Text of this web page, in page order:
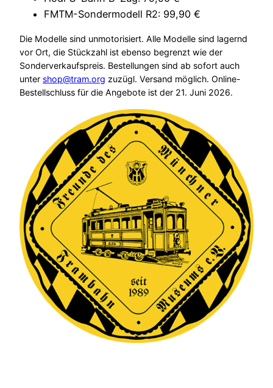
FMTM-Sondermodell R2: 99,90 €
Die Modelle sind unmotorisiert. Alle Modelle sind lagernd
vor Ort, die Stückzahl ist ebenso begrenzt wie der
Sonderverkaufspreis. Bestellungen sind ab sofort auch
unter shop@tram.org zuzügl. Versand möglich. Online-
Bestellschluss für die Angebote ist der 21. Juni 2026.